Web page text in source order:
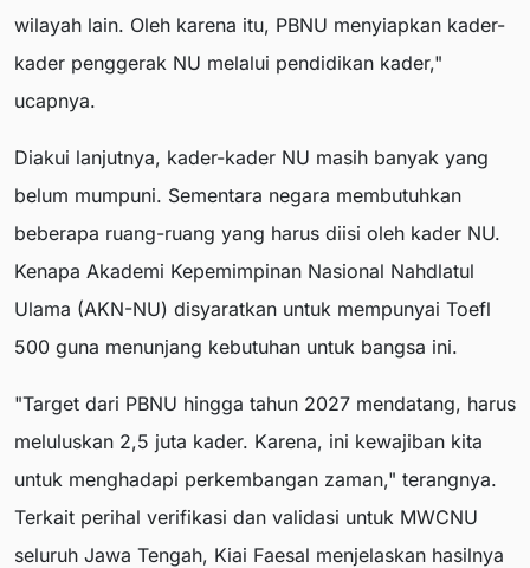
wilayah lain. Oleh karena itu, PBNU menyiapkan kader-
kader penggerak NU melalui pendidikan kader,"
ucapnya.
Diakui lanjutnya, kader-kader NU masih banyak yang
belum mumpuni. Sementara negara membutuhkan
beberapa ruang-ruang yang harus diisi oleh kader NU.
Kenapa Akademi Kepemimpinan Nasional Nahdlatul
Ulama (AKN-NU) disyaratkan untuk mempunyai Toefl
500 guna menunjang kebutuhan untuk bangsa ini.
"Target dari PBNU hingga tahun 2027 mendatang, harus
meluluskan 2,5 juta kader. Karena, ini kewajiban kita
untuk menghadapi perkembangan zaman," terangnya.
Terkait perihal verifikasi dan validasi untuk MWCNU
seluruh Jawa Tengah, Kiai Faesal menjelaskan hasilnya